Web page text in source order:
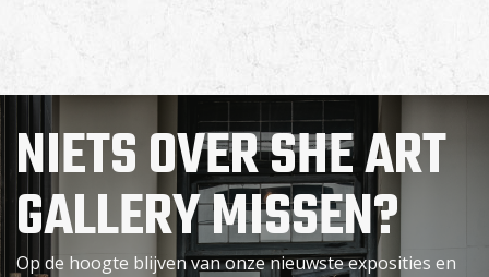
NIETS OVER SHE ART
GALLERY MISSEN?
Op de hoogte blijven van onze nieuwste exposities en